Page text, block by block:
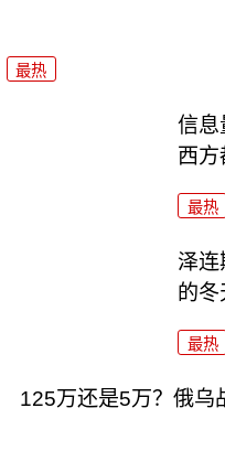
最热
信息
西方
最热
泽连
的冬
最热
125万还是5万？俄乌